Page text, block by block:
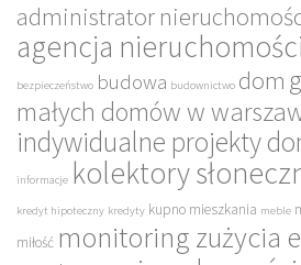
administrator
agencja
bezpieczeństwo budowa budownictwo dom
małych domów w
indywidualne projekty
informacje kolektory
kredyt hipoteczny kredyty kupno mieszkania meble
miłość monitoring zużycia